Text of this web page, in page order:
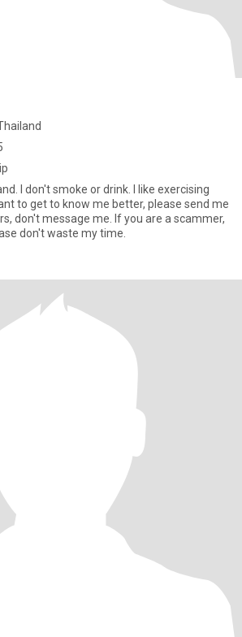
I don't smoke or drink. I like exercising
to get to know me better, please send me
don't message me. If you are a scammer,
don't waste my time.